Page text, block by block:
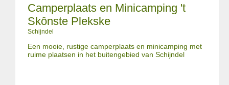
Camperplaats en Minicamping 't
Skônste Plekske
Schijndel
Een mooie, rustige camperplaats en minicamping met
ruime plaatsen in het buitengebied van Schijndel